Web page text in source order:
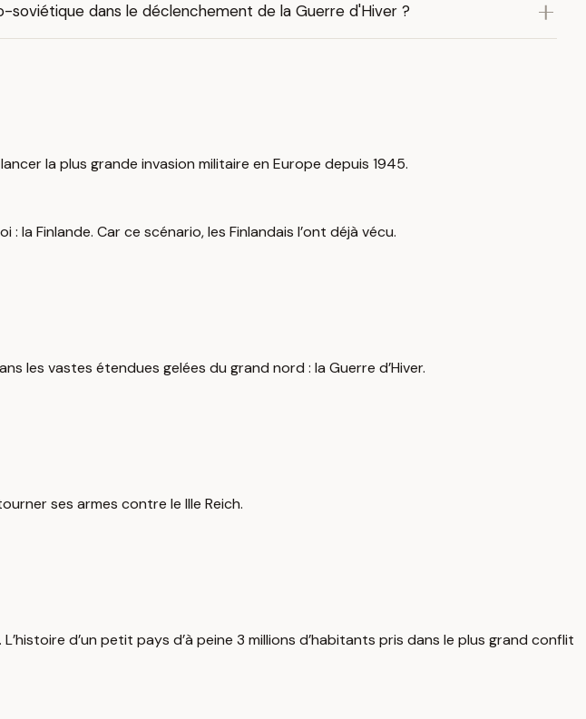
soviétique dans le déclenchement de la Guerre d'Hiver ?
la plus grande invasion militaire en Europe depuis 1945.
Finlande. Car ce scénario, les Finlandais l’ont déjà vécu.
les vastes étendues gelées du grand nord : la Guerre d’Hiver.
ses armes contre le IIIe Reich.
d’un petit pays d’à peine 3 millions d’habitants pris dans le plus grand conflit